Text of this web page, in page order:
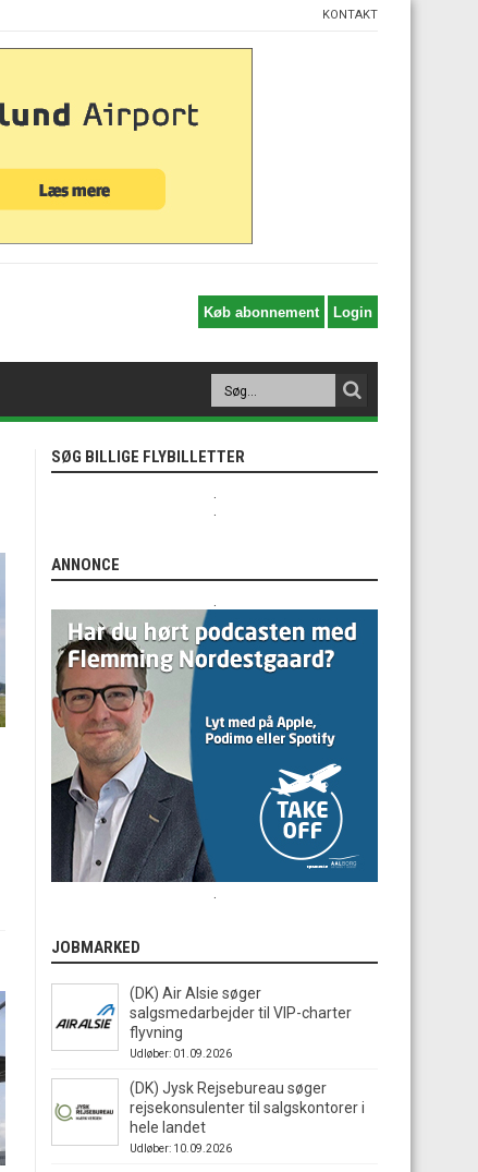
KONTAKT
SØG BILLIGE FLYBILLETTER
ANNONCE
JOBMARKED
(DK) Air Alsie søger
salgsmedarbejder til VIP-charter
flyvning
Udløber: 01.09.2026
(DK) Jysk Rejsebureau søger
rejsekonsulenter til salgskontorer i
hele landet
Udløber: 10.09.2026